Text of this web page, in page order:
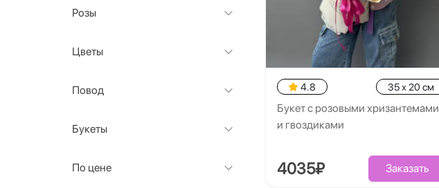
Розы
Цветы
Повод
Букеты
По цене
4.8 35 x 20 см
Букет с розовыми хризантемами
и гвоздиками
4035₽ Заказать